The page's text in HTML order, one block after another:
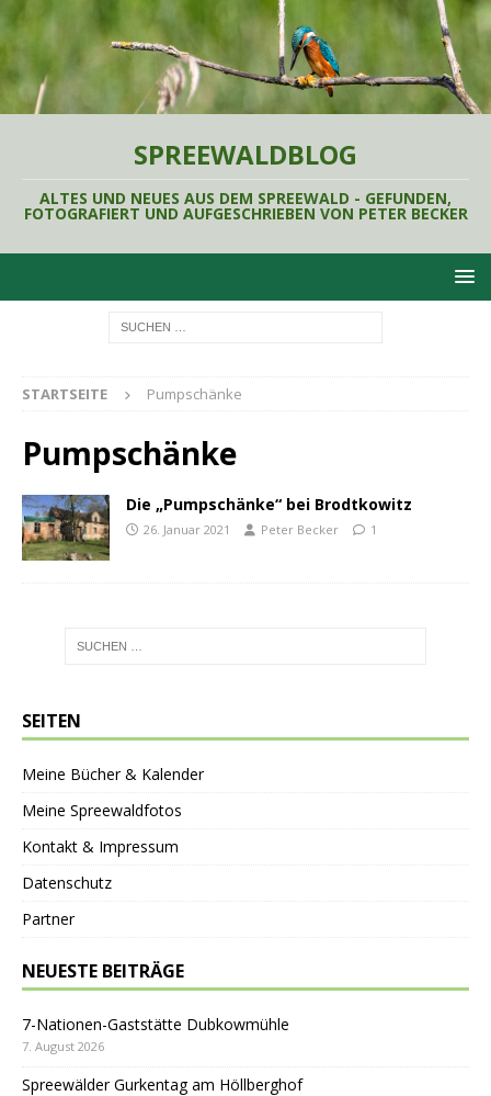
SPREEWALDBLOG
ALTES UND NEUES AUS DEM SPREEWALD - GEFUNDEN,
FOTOGRAFIERT UND AUFGESCHRIEBEN VON PETER BECKER
STARTSEITE Pumpschänke
Pumpschänke
Die „Pumpschänke“ bei Brodtkowitz
26. Januar 2021 Peter Becker 1
SEITEN
Meine Bücher & Kalender
Meine Spreewaldfotos
Kontakt & Impressum
Datenschutz
Partner
NEUESTE BEITRÄGE
7-Nationen-Gaststätte Dubkowmühle
7. August 2026
Spreewälder Gurkentag am Höllberghof